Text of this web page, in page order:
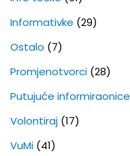
Informativke (29)
Ostalo (7)
Promjenotvorci (28)
Putujuće informiraonice
Volontiraj (17)
VuMi (41)